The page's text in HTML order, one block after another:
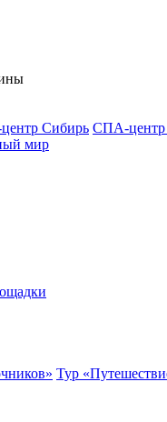
Сибирь СПА-центр
мир
Тур